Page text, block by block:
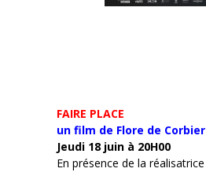
FAIRE PLACE
un film de Flore de Corbier
Jeudi 18 juin à 20H00
En présence de la réalisatrice